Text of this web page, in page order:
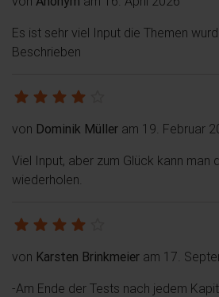
Es ist sehr viel Input die Themen
Beschrieben
von Dominik Müller am 19. Februar
Viel Input, aber zum Glück kann man
wiederholen.
von Karsten Brinkmeier am 17.
-Am Ende der Tests nach jedem